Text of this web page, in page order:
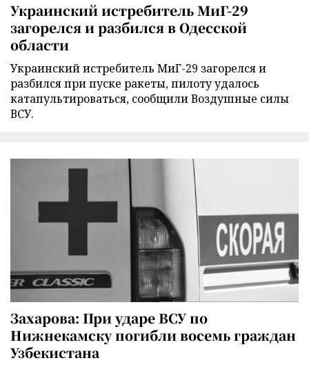
Украинский истребитель МиГ-29
загорелся и разбился в Одесской
области
Украинский истребитель МиГ-29 загорелся и
разбился при пуске ракеты, пилоту удалось
катапультироваться, сообщили Воздушные силы
ВСУ.
Захарова: При ударе ВСУ по
Нижнекамску погибли восемь граждан
Узбекистана